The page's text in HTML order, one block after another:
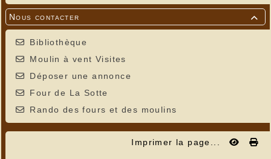

Nous contacter
Bibliothèque
Moulin à vent Visites
Déposer une annonce
Four de La Sotte
Rando des fours et des moulins
Imprimer la page...